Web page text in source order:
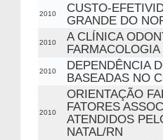
2010
CUSTO-
GRANDE DO
2010
A CLÍNICA
FARMACOLOGIA
2010
DEPENDÊNCIA
BASEADAS NO
2010
ORIENTAÇÃO
FATORES
ATENDIDOS
NATAL/RN